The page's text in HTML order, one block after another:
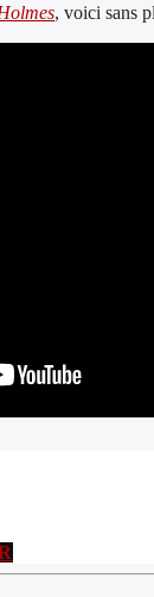
, voici sans